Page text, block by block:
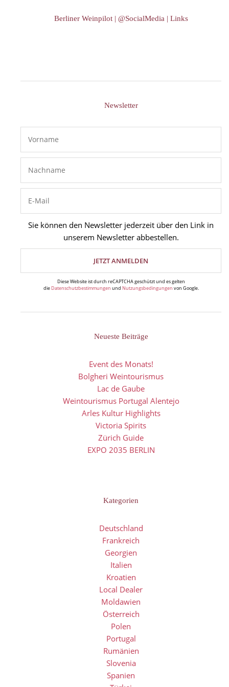
Berliner Weinpilot | @SocialMedia | Links
Newsletter
Sie können den Newsletter jederzeit über den Link in
unserem Newsletter abbestellen.
Diese Website ist durch reCAPTCHA geschützt und es gelten
die Datenschutzbestimmungen und Nutzungsbedingungen von Google.
Neueste Beiträge
Event des Monats!
Bolgheri Weintourismus
Lac de Gaube
Weintourismus Portugal Alentejo
Arles Kultur Highlights
Victoria Spirits
Zürich Guide
EXPO 2035 BERLIN
Kategorien
Deutschland
Frankreich
Georgien
Italien
Kroatien
Local Dealer
Moldawien
Österreich
Polen
Portugal
Rumänien
Slovenia
Spanien